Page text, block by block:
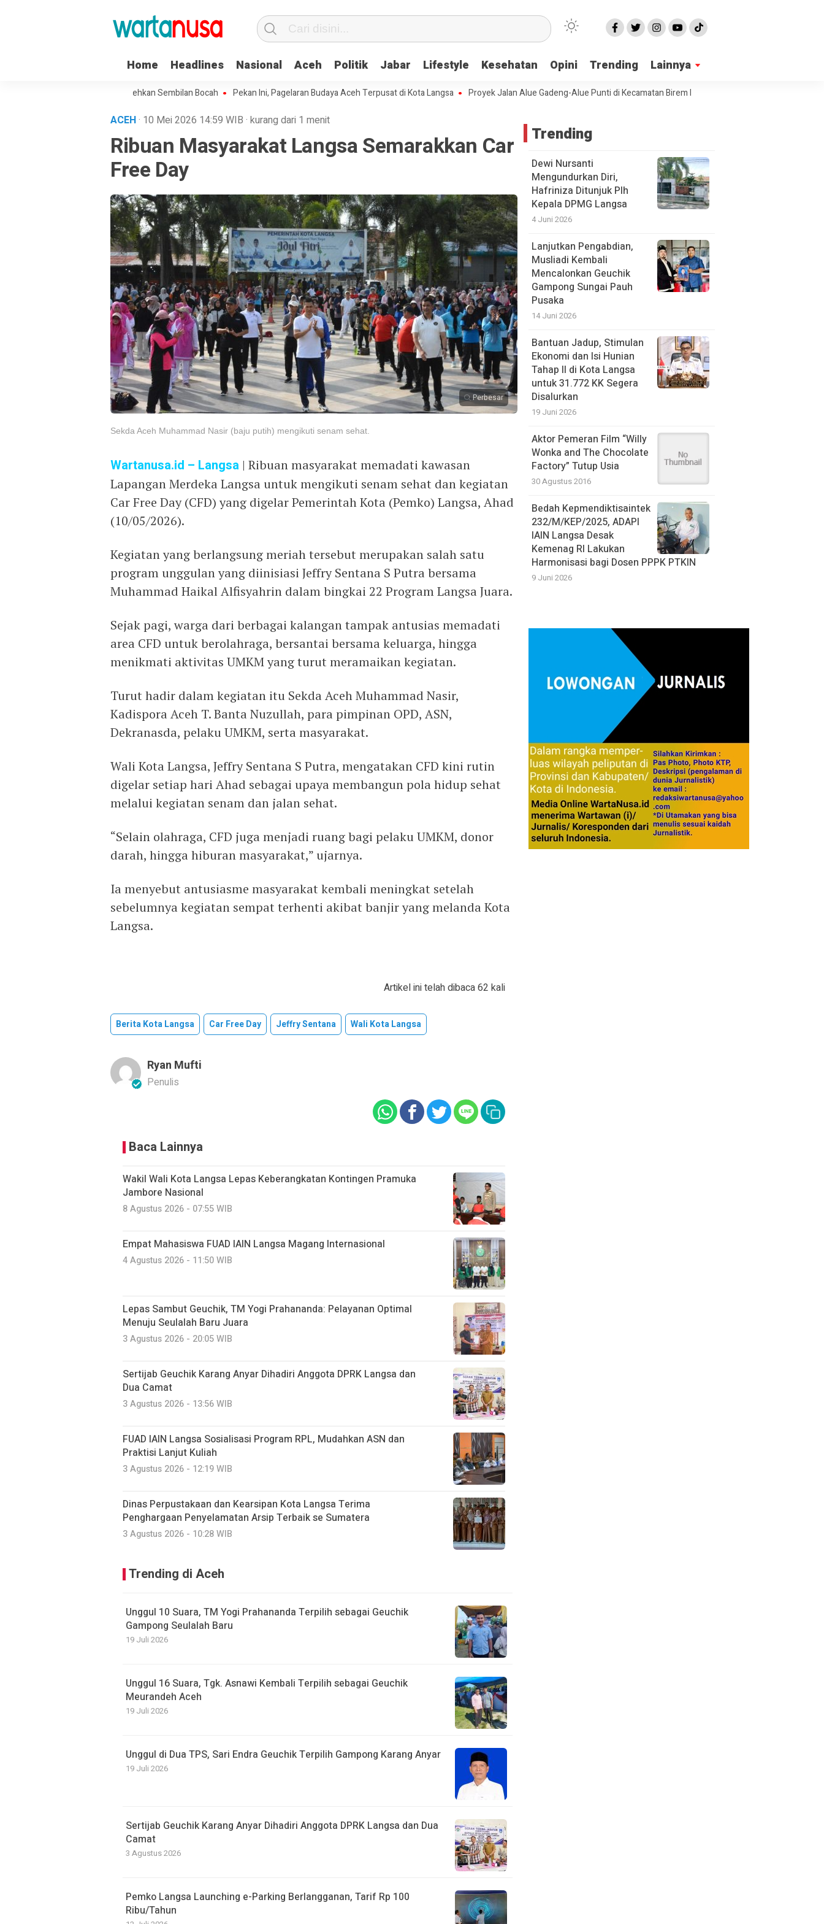
Home Headlines Nasional Aceh Politik Jabar Lifestyle Kesehatan Opini Trending Lainnya
Seorang Kakek di Langsa Lecehkan Sembilan Bocah Pekan Ini, Pagelaran Budaya Aceh Terpusat di Kota Langsa Proyek Jalan Alue Gadeng-Alue Punti di Kecamatan Birem Bayeun Mangkrak
ACEH· 10 Mei 2026 14:59 WIB · kurang dari 1 menit
Ribuan Masyarakat Langsa Semarakkan Car
Free Day
Perbesar
Sekda Aceh Muhammad Nasir (baju putih) mengikuti senam sehat.
Wartanusa.id – Langsa | Ribuan masyarakat memadati kawasan
Lapangan Merdeka Langsa untuk mengikuti senam sehat dan kegiatan
Car Free Day (CFD) yang digelar Pemerintah Kota (Pemko) Langsa, Ahad
(10/05/2026).
Kegiatan yang berlangsung meriah tersebut merupakan salah satu
program unggulan yang diinisiasi Jeffry Sentana S Putra bersama
Muhammad Haikal Alfisyahrin dalam bingkai 22 Program Langsa Juara.
Sejak pagi, warga dari berbagai kalangan tampak antusias memadati
area CFD untuk berolahraga, bersantai bersama keluarga, hingga
menikmati aktivitas UMKM yang turut meramaikan kegiatan.
Turut hadir dalam kegiatan itu Sekda Aceh Muhammad Nasir,
Kadispora Aceh T. Banta Nuzullah, para pimpinan OPD, ASN,
Dekranasda, pelaku UMKM, serta masyarakat.
Wali Kota Langsa, Jeffry Sentana S Putra, mengatakan CFD kini rutin
digelar setiap hari Ahad sebagai upaya membangun pola hidup sehat
melalui kegiatan senam dan jalan sehat.
“Selain olahraga, CFD juga menjadi ruang bagi pelaku UMKM, donor
darah, hingga hiburan masyarakat,” ujarnya.
Ia menyebut antusiasme masyarakat kembali meningkat setelah
sebelumnya kegiatan sempat terhenti akibat banjir yang melanda Kota
Langsa.
Artikel ini telah dibaca 62 kali
Berita Kota Langsa Car Free Day Jeffry Sentana Wali Kota Langsa
Ryan Mufti
Penulis
Baca Lainnya
Wakil Wali Kota Langsa Lepas Keberangkatan Kontingen Pramuka
Jambore Nasional
8 Agustus 2026 - 07:55 WIB
Empat Mahasiswa FUAD IAIN Langsa Magang Internasional
4 Agustus 2026 - 11:50 WIB
Lepas Sambut Geuchik, TM Yogi Prahananda: Pelayanan Optimal
Menuju Seulalah Baru Juara
3 Agustus 2026 - 20:05 WIB
Sertijab Geuchik Karang Anyar Dihadiri Anggota DPRK Langsa dan
Dua Camat
3 Agustus 2026 - 13:56 WIB
FUAD IAIN Langsa Sosialisasi Program RPL, Mudahkan ASN dan
Praktisi Lanjut Kuliah
3 Agustus 2026 - 12:19 WIB
Dinas Perpustakaan dan Kearsipan Kota Langsa Terima
Penghargaan Penyelamatan Arsip Terbaik se Sumatera
3 Agustus 2026 - 10:28 WIB
Trending di Aceh
Unggul 10 Suara, TM Yogi Prahananda Terpilih sebagai Geuchik
Gampong Seulalah Baru
19 Juli 2026
Unggul 16 Suara, Tgk. Asnawi Kembali Terpilih sebagai Geuchik
Meurandeh Aceh
19 Juli 2026
Unggul di Dua TPS, Sari Endra Geuchik Terpilih Gampong Karang Anyar
19 Juli 2026
Sertijab Geuchik Karang Anyar Dihadiri Anggota DPRK Langsa dan Dua
Camat
3 Agustus 2026
Pemko Langsa Launching e-Parking Berlangganan, Tarif Rp 100
Ribu/Tahun
Trending
Dewi Nursanti
Mengundurkan Diri,
Hafriniza Ditunjuk Plh
Kepala DPMG Langsa
4 Juni 2026
Lanjutkan Pengabdian,
Musliadi Kembali
Mencalonkan Geuchik
Gampong Sungai Pauh
Pusaka
14 Juni 2026
Bantuan Jadup, Stimulan
Ekonomi dan Isi Hunian
Tahap II di Kota Langsa
untuk 31.772 KK Segera
Disalurkan
19 Juni 2026
Aktor Pemeran Film “Willy
Wonka and The Chocolate
Factory” Tutup Usia
30 Agustus 2016
Bedah Kepmendiktisaintek
232/M/KEP/2025, ADAPI
IAIN Langsa Desak
Kemenag RI Lakukan
Harmonisasi bagi Dosen PPPK PTKIN
9 Juni 2026